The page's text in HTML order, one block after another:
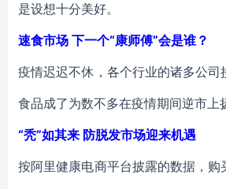
是设想十分美好。
速食市场 下一个“康师傅”会是谁？
疫情迟迟不休，各个行业的诸多公司
食品成了为数不多在疫情期间逆市上
“秃”如其来 防脱发市场迎来机遇
按阿里健康电商平台披露的数据，购